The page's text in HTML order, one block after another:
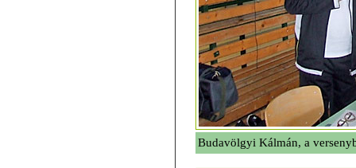
Budavölgyi Kálmán, a